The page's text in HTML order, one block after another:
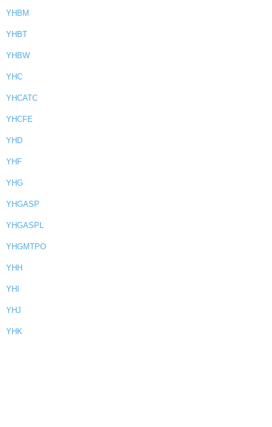
YHBM
YHBT
YHBW
YHC
YHCATC
YHCFE
YHD
YHF
YHG
YHGASP
YHGASPL
YHGMTPO
YHH
YHI
YHJ
YHK